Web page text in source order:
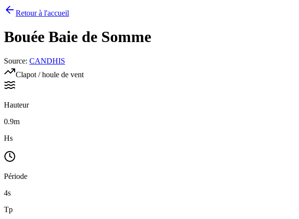
Retour à l'accueil
Bouée Baie de Somme
Source: CANDHIS
Clapot / houle de vent
Hauteur
0.9m
Hs
Période
4s
Tp